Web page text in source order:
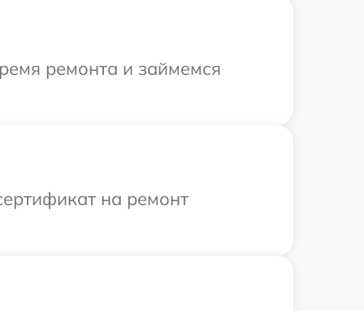
ремонта и займемся
на ремонт